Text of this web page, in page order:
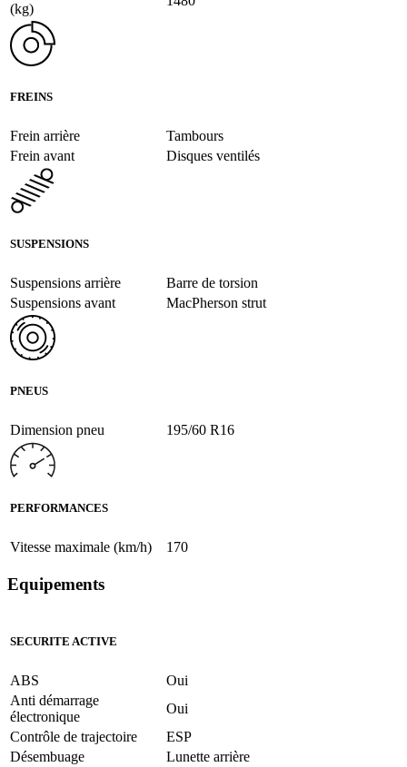
(kg)
FREINS
Frein arrière
Tambours
Frein avant
Disques ventilés
SUSPENSIONS
Suspensions arrière
Barre de torsion
Suspensions avant
MacPherson strut
PNEUS
Dimension pneu 195/60 R16
PERFORMANCES
Vitesse maximale (km/h) 170
Equipements
SECURITE ACTIVE
ABS
Oui
Anti démarrage
électronique
Oui
Contrôle de trajectoire
ESP
Désembuage
Lunette arrière